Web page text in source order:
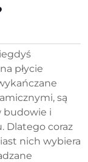
płycie
są
budowie i
Dlatego coraz
nich wybiera